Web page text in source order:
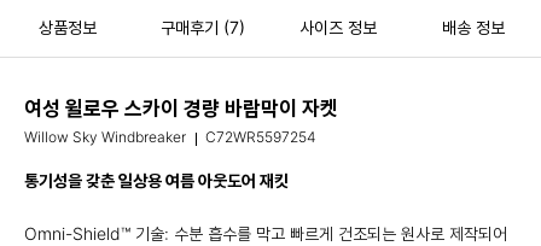
상품정보 구매후기 (7) 사이즈 정보 배송 정보
여성 윌로우 스카이 경량 바람막이 자켓
Willow Sky Windbreaker C72WR5597254
통기성을 갖춘 일상용 여름 아웃도어 재킷
Omni-Shield™ 기술: 수분 흡수를 막고 빠르게 건조되는 원사로 제작되어